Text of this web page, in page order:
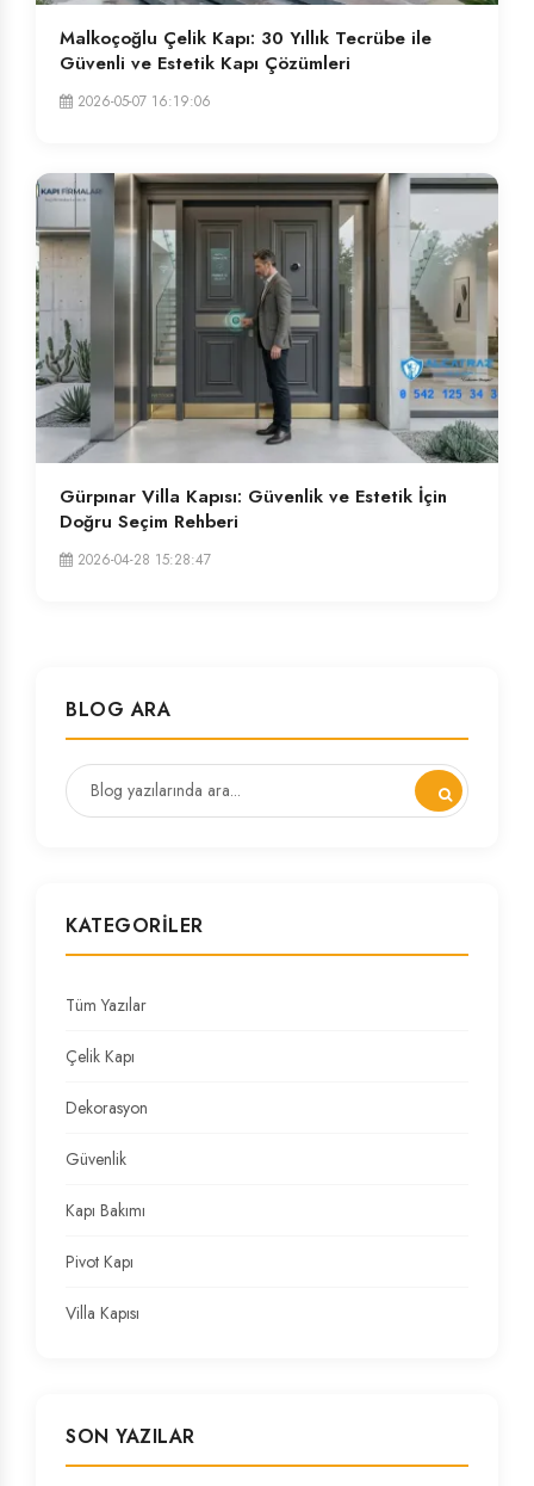
Malkoçoğlu Çelik Kapı: 30 Yıllık Tecrübe ile
Güvenli ve Estetik Kapı Çözümleri
2026-05-07 16:19:06
Gürpınar Villa Kapısı: Güvenlik ve Estetik İçin
Doğru Seçim Rehberi
2026-04-28 15:28:47
BLOG ARA
KATEGORILER
Tüm Yazılar
Çelik Kapı
Dekorasyon
Güvenlik
Kapı Bakımı
Pivot Kapı
Villa Kapısı
SON YAZILAR